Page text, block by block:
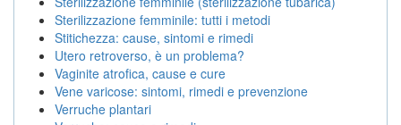
Sterilizzazione femminile: tutti i metodi
Stitichezza: cause, sintomi e rimedi
Utero retroverso, è un problema?
Vaginite atrofica, cause e cure
Vene varicose: sintomi, rimedi e prevenzione
Verruche plantari